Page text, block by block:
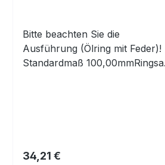
Bitte beachten Sie die
Ausführung (Ölring mit Feder)!
Standardmaß
Regulärer Preis:
34,21 €